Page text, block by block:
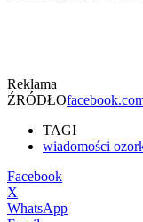
Reklama
ŹRÓDŁO
TAGI
wiadomości
Facebook
X
WhatsApp